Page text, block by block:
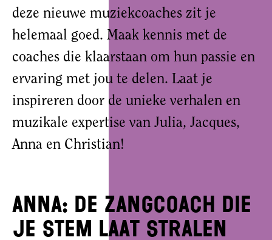
deze nieuwe muziekcoaches zit je
helemaal goed. Maak kennis met de
coaches die klaarstaan om hun passie en
ervaring met jou te delen. Laat je
inspireren door de unieke verhalen en
muzikale expertise van Julia, Jacques,
Anna en Christian!
Anna: De zangcoach die
je stem laat stralen